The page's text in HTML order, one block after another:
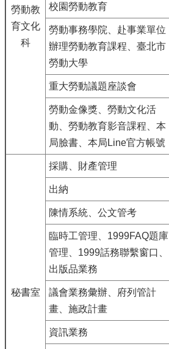
勞動教
育文化
科
校園勞動教育
勞動事務學院、赴事業單位
辦理勞動教育課程、臺北市
勞動大學
重大勞動議題座談會
勞動金像獎、勞動文化活
動、勞動教育影音課程、本
局臉書、本局Line官方帳號
秘書室
採購、財產管理
出納
陳情系統、公文管考
臨時工管理、1999FAQ題庫
管理、1999話務聯繫窗口、
出版品業務
議會業務彙辦、府列管計
畫、施政計畫
資訊業務